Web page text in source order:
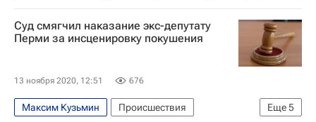
Республика Крым
Чехия
Генеральная Ассамблея ООН
Россия
Суд смягчил наказание экс-депутату
Перми за инсценировку покушения
13 ноября 2020, 12:51 676
Еще5
Максим Кузьмин
Происшествия